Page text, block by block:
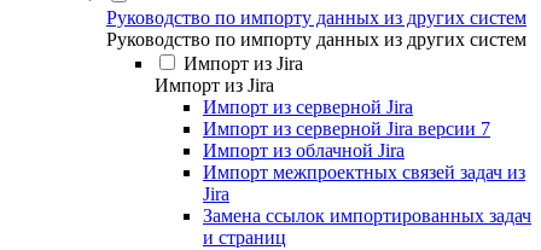
Руководство по импорту данных из других систем
Руководство по импорту данных из других систем
Импорт из Jira
Импорт из Jira
Импорт из серверной Jira
Импорт из серверной Jira версии 7
Импорт из облачной Jira
Импорт межпроектных связей задач из
Jira
Замена ссылок импортированных задач
и страниц